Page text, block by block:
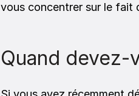
vous concentrer sur le fait
Quand devez-